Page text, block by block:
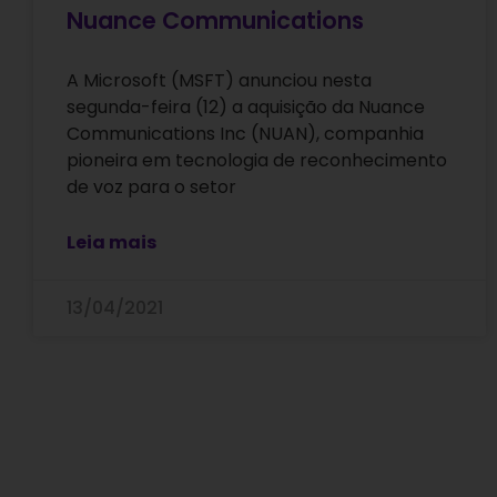
Nuance Communications
A Microsoft (MSFT) anunciou nesta
segunda-feira (12) a aquisição da Nuance
Communications Inc (NUAN), companhia
pioneira em tecnologia de reconhecimento
de voz para o setor
Leia mais